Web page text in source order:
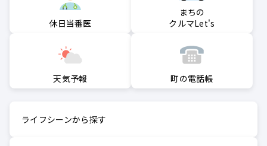
休日当番医
まちの
クルマLet's
天気予報 町の電話帳
ライフシーンから探す